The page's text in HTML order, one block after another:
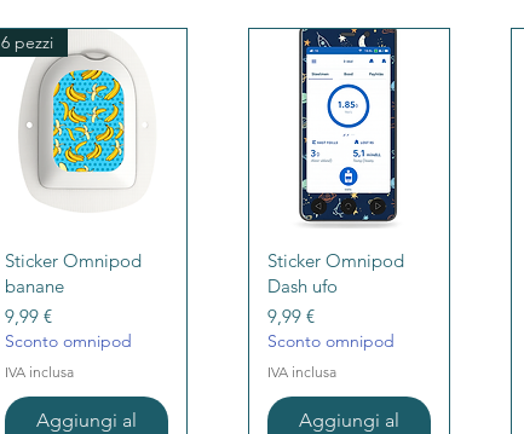
Vista rapida
6 pezzi
Sticker Omnipod
banane
Prezzo
9,99 €
Sconto omnipod
IVA inclusa
Aggiungi al
Vista rapida
Sticker Omnipod
Dash ufo
Prezzo
9,99 €
Sconto omnipod
IVA inclusa
Aggiungi al